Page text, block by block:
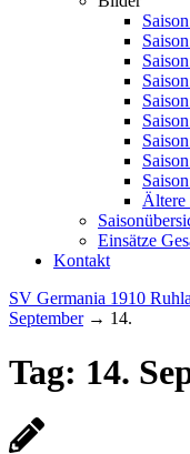
Einsätze
Kontakt
SV Germania 1910
September→ 14.
Tag: 14.